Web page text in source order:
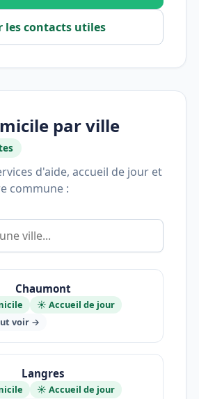
les contacts utiles
par ville
d'aide, accueil de jour et
commune :
Chaumont
☀️ Accueil de jour
voir →
Langres
☀️ Accueil de jour